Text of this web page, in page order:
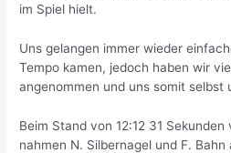
im Spiel hielt.
Uns gelangen immer wieder
Tempo kamen, jedoch haben wir
angenommen und uns somit selbst
Beim Stand von 12:12 31
nahmen N. Silbernagel und F.